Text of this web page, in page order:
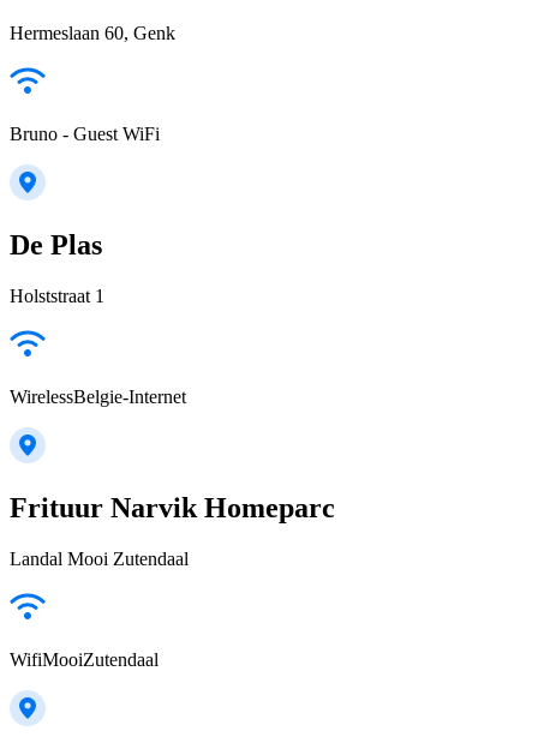
Hermeslaan 60, Genk
Bruno - Guest WiFi
De Plas
Holststraat 1
WirelessBelgie-Internet
Frituur Narvik Homeparc
Landal Mooi Zutendaal
WifiMooiZutendaal